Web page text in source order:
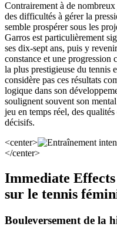
Contrairement à de
des difficultés à gérer la
semble prospérer sous les
Garros est particulièrement
ses dix-sept ans, puis y
constance et une progression
la plus prestigieuse du tennis
considère pas ces résultats
logique dans son
soulignent souvent son
jeu en temps réel, des
décisifs.
<center>
</center>
Immediate
sur le tennis
Bouleversement de la